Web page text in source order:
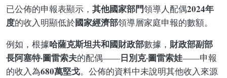
已公佈的申報表顯示， 其他國家部門領導人配偶2024年
度的收入明顯低於國家經濟部領導層家庭申報的數額。
例如，根據哈薩克斯坦共和國財政部數據， 財政部副部
長阿塞特·圖雷索夫的配偶——日別克·圖雷索娃——申報
的收入為680萬堅戈。公佈的資料中未說明其他收入來源